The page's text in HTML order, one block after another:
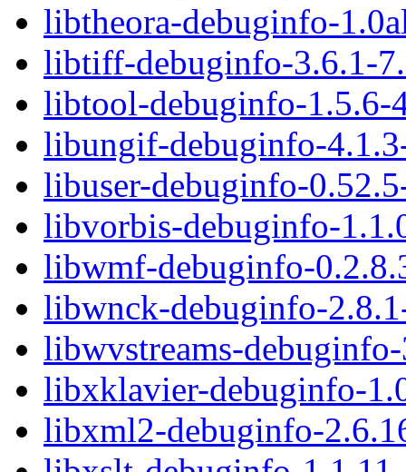
libtheora-debuginfo-
libtiff-debuginfo-3.6.1-
libtool-debuginfo-1.5.6-
libungif-debuginfo-
libuser-debuginfo-
libvorbis-debuginfo-
libwmf-debuginfo-
libwnck-debuginfo-
libwvstreams-
libxklavier-debuginfo-
libxml2-debuginfo-